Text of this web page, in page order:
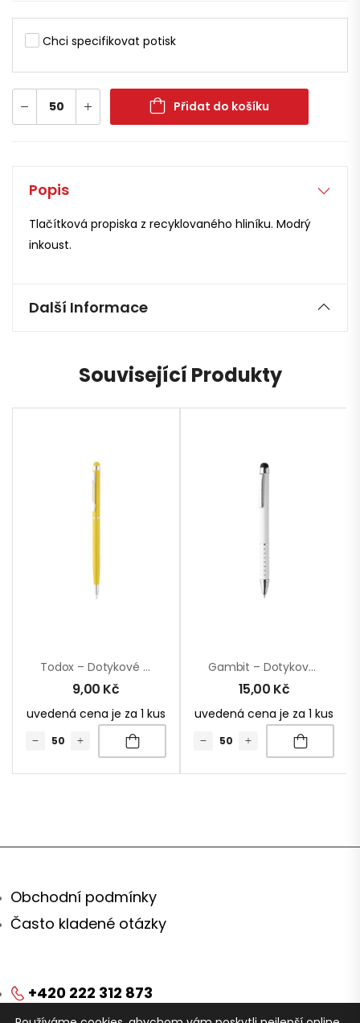
Chci specifikovat potisk
Přidat do košíku
Popis
Tlačítková propiska z recyklovaného hliníku. Modrý
inkoust.
Další Informace
Související Produkty
Todox – Dotykové Kuličkové Pero
9,00 Kč
uvedená cena je za 1 kus
Gambit – Dotykové Kuličkové Pero
15,00 Kč
uvedená cena je za 1 kus
Obchodní podmínky
Často kladené otázky
+420 222 312 873